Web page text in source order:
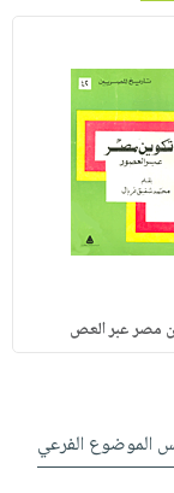
مصر عبر العص
الموضوع الفرعي